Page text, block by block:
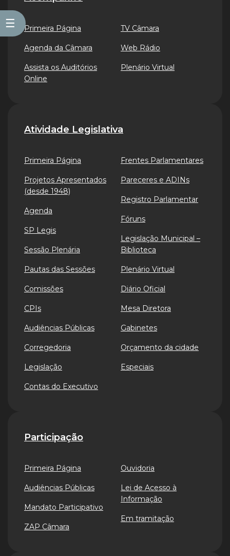
☰ Primeira Página
Agenda da Câmara
Assista os Auditórios
Online
TV Câmara
Web Rádio
Plenário Virtual
Atividade Legislativa
Primeira Página
Projetos Apresentados
(desde 1948)
Agenda
SP Legis
Sessão Plenária
Pautas das Sessões
Comissões
CPIs
Audiências Públicas
Corregedoria
Legislação
Contas do Executivo
Frentes Parlamentares
Pareceres e ADINs
Registro Parlamentar
Fóruns
Legislação Municipal –
Biblioteca
Plenário Virtual
Diário Oficial
Mesa Diretora
Gabinetes
Orçamento da cidade
Especiais
Participação
Primeira Página
Audiências Públicas
Mandato Participativo
ZAP Câmara
Ouvidoria
Lei de Acesso à
Informação
Em tramitação